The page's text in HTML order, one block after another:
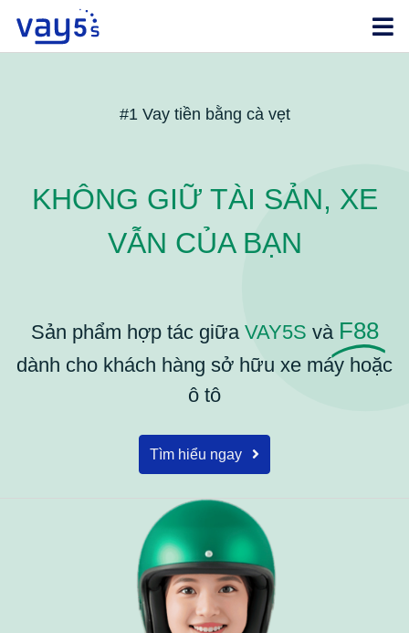
#1 Vay tiền bằng cà vẹt
KHÔNG GIỮ TÀI SẢN, XE
VẪN CỦA BẠN
Sản phẩm hợp tác giữa VAY5S và F88
dành cho khách hàng sở hữu xe máy hoặc
ô tô
Tìm hiểu ngay